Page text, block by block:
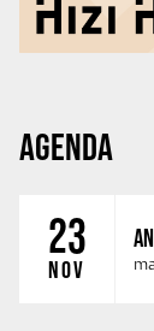
AGENDA
23
NOV